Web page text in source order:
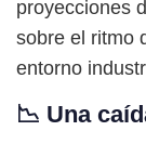
proyecciones
sobre el ritmo
entorno
📉 Una